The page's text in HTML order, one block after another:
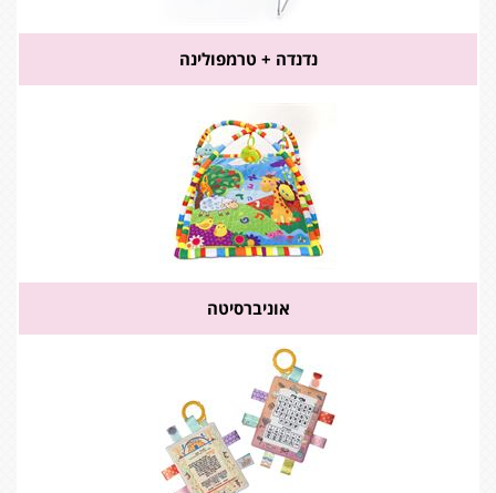
נדנדה + טרמפולינה
אוניברסיטה